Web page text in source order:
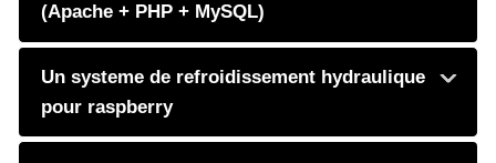
(Apache + PHP + MySQL)
Un systeme de refroidissement hydraulique
pour raspberry